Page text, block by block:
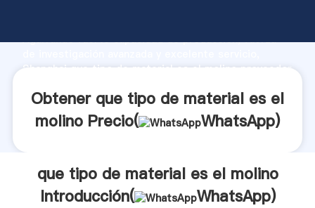
Agarrando fuerte capacidad de producción, fuerza
Shanghai que tipo de material es el molino proveedor
Obtener que tipo de material es el
molino Precio(
WhatsApp)
que tipo de material es el molino
Introducción(
WhatsApp)